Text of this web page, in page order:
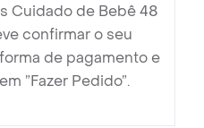
Cuidado de Bebê 48
confirmar o seu
de pagamento e
”Fazer Pedido”.